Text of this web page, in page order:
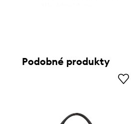
Podobné produkty